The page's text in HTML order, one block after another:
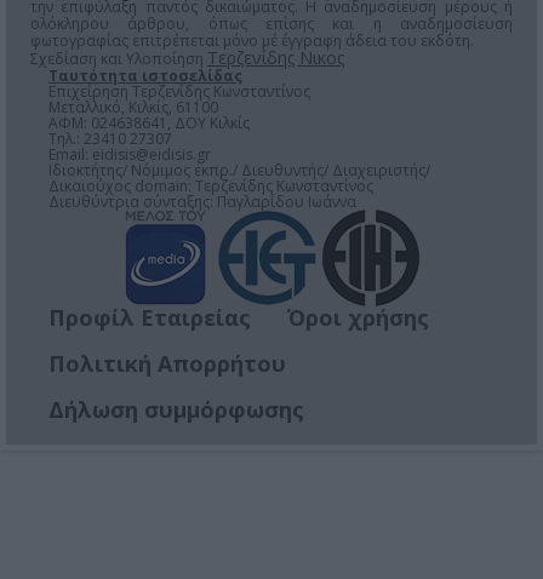
την επιφύλαξη παντός δικαιώματος. Η αναδημοσίευση μέρους ή
ολόκληρου άρθρου, όπως επίσης και η αναδημοσίευση
φωτογραφίας επιτρέπεται μόνο μέ έγγραφη άδεια του εκδότη.
Σχεδίαση και Υλοποίηση Τερζενίδης Νικος
Ταυτότητα ιστοσελίδας
Επιχείρηση Τερζενίδης Κωνσταντίνος
Μεταλλικό, Κιλκίς, 61100
ΑΦΜ: 024638641, ΔΟΥ Κιλκίς
Τηλ.: 23410 27307
Email: eidisis@eidisis.gr
Ιδιοκτήτης/ Νόμιμος εκπρ./ Διευθυντής/ Διαχειριστής/
Δικαιούχος domain: Τερζενίδης Κωνσταντίνος
Διευθύντρια σύνταξης: Παγλαρίδου Ιωάννα
Προφίλ Εταιρείας
Όροι χρήσης
Πολιτική Απορρήτου
Δήλωση συμμόρφωσης